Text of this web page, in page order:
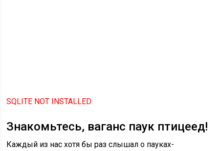
SQLITE NOT INSTALLED
Знакомьтесь, ваганс паук птицеед!
Каждый из нас хотя бы раз слышал о пауках-